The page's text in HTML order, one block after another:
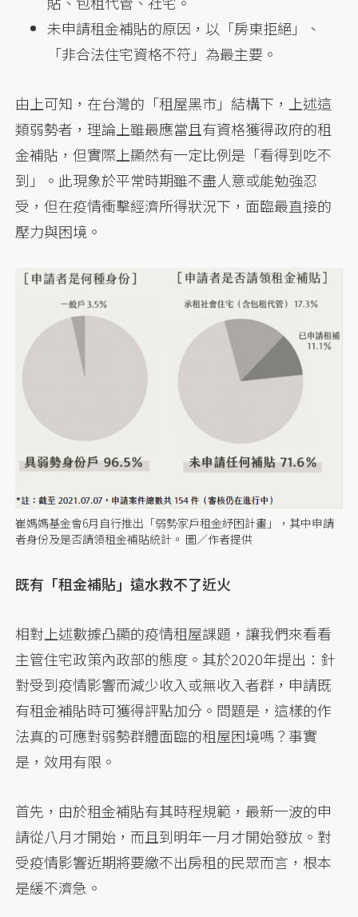
未申請租金補貼的原因，以「房東拒絕」、
「非合法住宅資格不符」為最主要。
由上可知，在台灣的「租屋黑市」結構下，上述這
類弱勢者，理論上雖最應當且有資格獲得政府的租
金補貼，但實際上顯然有一定比例是「看得到吃不
到」。此現象於平常時期雖不盡人意或能勉強忍
受，但在疫情衝擊經濟所得狀況下，面臨最直接的
壓力與困境。
崔媽媽基金會6月自行推出「弱勢家戶租金紓困計畫」，其中申請
者身份及是否請領租金補貼統計。 圖／作者提供
既有「租金補貼」遠水救不了近火
相對上述數據凸顯的疫情租屋課題，讓我們來看看
主管住宅政策內政部的態度。其於2020年提出：針
對受到疫情影響而減少收入或無收入者群，申請既
有租金補貼時可獲得評點加分。問題是，這樣的作
法真的可應對弱勢群體面臨的租屋困境嗎？事實
是，效用有限。
首先，由於租金補貼有其時程規範，最新一波的申
請從八月才開始，而且到明年一月才開始發放。對
受疫情影響近期將要繳不出房租的民眾而言，根本
是緩不濟急。